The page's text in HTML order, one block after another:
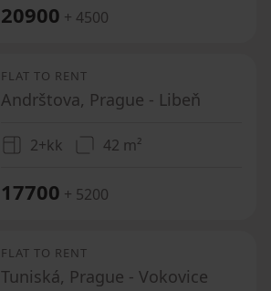
20900 + 4500
FLAT TO RENT
Andrštova, Prague - Libeň
2+kk 42 m²
17700 + 5200
FLAT TO RENT
Tuniská, Prague - Vokovice